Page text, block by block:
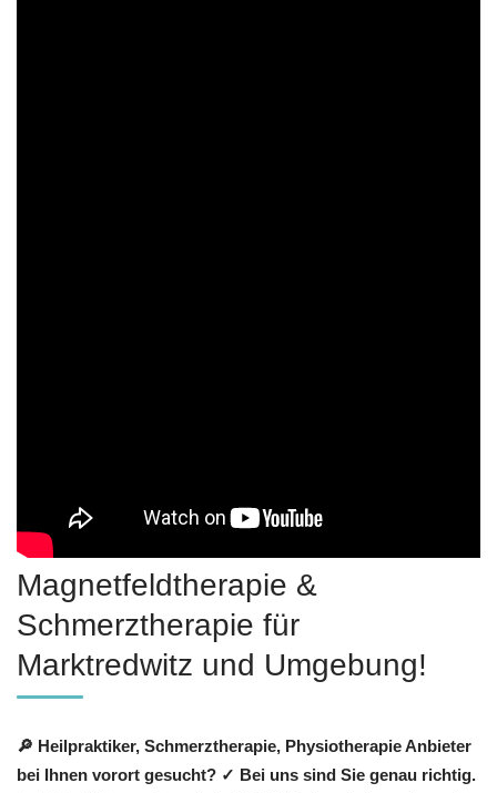
Magnetfeldtherapie &
Schmerztherapie für
Marktredwitz und Umgebung!
🔎 Heilpraktiker, Schmerztherapie, Physiotherapie Anbieter
bei Ihnen vorort gesucht? ✓ Bei uns sind Sie genau richtig.